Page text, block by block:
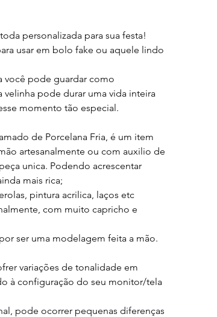
personalizada para sua festa!
usar em bolo fake ou aquele lindo
você pode guardar como
velinha pode durar uma vida inteira
momento tão especial.
de Porcelana Fria, é um item
artesanalmente ou com auxilio de
unica. Podendo acrescentar
mais rica;
pintura acrilica, laços etc
com muito capricho e
ser uma modelagem feita a mão.
variações de tonalidade em
à configuração do seu monitor/tela
pode ocorrer pequenas diferenças